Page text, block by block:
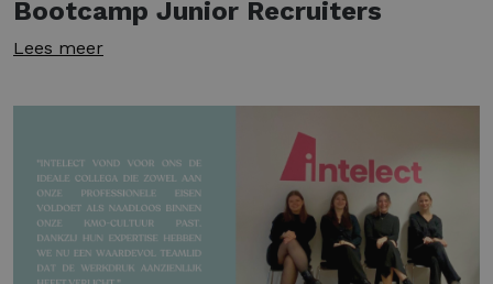
Bootcamp Junior Recruiters
Lees meer